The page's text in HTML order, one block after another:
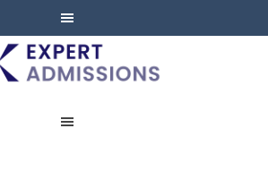
EXPERT